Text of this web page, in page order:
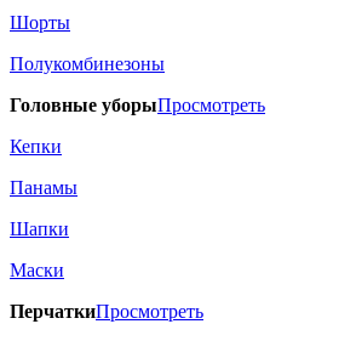
Шорты
Полукомбинезоны
Головные уборыПросмотреть
Кепки
Панамы
Шапки
Маски
ПерчаткиПросмотреть